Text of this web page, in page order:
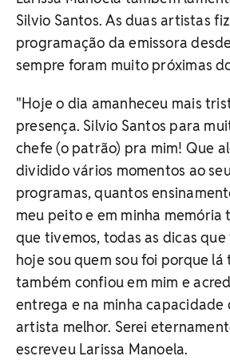
Silvio Santos. As duas artistas
programação da emissora
sempre foram muito próximas
"Hoje o dia amanheceu mais
presença. Silvio Santos para
chefe (o patrão) pra mim! Que
dividido vários momentos ao
programas, quantos
meu peito e em minha memória
que tivemos, todas as dicas que
hoje sou quem sou foi porque lá
também confiou em mim e
entrega e na minha capacidade
artista melhor. Serei
escreveu Larissa Manoela.